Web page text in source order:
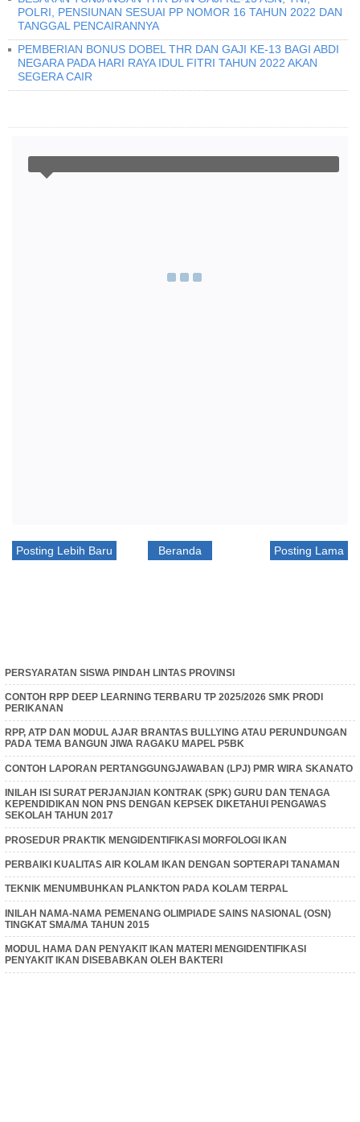
POLRI, PENSIUNAN SESUAI PP NOMOR 16 TAHUN 2022 DAN
TANGGAL PENCAIRANNYA
PEMBERIAN BONUS DOBEL THR DAN GAJI KE-13 BAGI ABDI
NEGARA PADA HARI RAYA IDUL FITRI TAHUN 2022 AKAN
SEGERA CAIR
Posting Lebih Baru Posting Lama
Beranda
PERSYARATAN SISWA PINDAH LINTAS PROVINSI
CONTOH RPP DEEP LEARNING TERBARU TP 2025/2026 SMK PRODI
PERIKANAN
RPP, ATP DAN MODUL AJAR BRANTAS BULLYING ATAU PERUNDUNGAN
PADA TEMA BANGUN JIWA RAGAKU MAPEL P5BK
CONTOH LAPORAN PERTANGGUNGJAWABAN (LPJ) PMR WIRA SKANATO
INILAH ISI SURAT PERJANJIAN KONTRAK (SPK) GURU DAN TENAGA
KEPENDIDIKAN NON PNS DENGAN KEPSEK DIKETAHUI PENGAWAS
SEKOLAH TAHUN 2017
PROSEDUR PRAKTIK MENGIDENTIFIKASI MORFOLOGI IKAN
PERBAIKI KUALITAS AIR KOLAM IKAN DENGAN SOPTERAPI TANAMAN
TEKNIK MENUMBUHKAN PLANKTON PADA KOLAM TERPAL
INILAH NAMA-NAMA PEMENANG OLIMPIADE SAINS NASIONAL (OSN)
TINGKAT SMA/MA TAHUN 2015
MODUL HAMA DAN PENYAKIT IKAN MATERI MENGIDENTIFIKASI
PENYAKIT IKAN DISEBABKAN OLEH BAKTERI